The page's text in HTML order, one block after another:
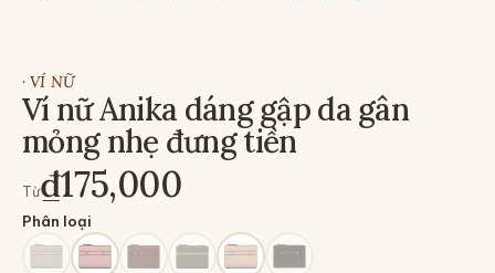
· VÍ NỮ
Ví nữ Anika dáng gập da gân
mỏng nhẹ đưng tiền
Từ₫175,000
Phân loại